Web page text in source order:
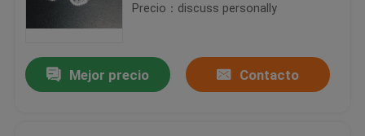
Precio：discuss personally
Mejor precio Contacto